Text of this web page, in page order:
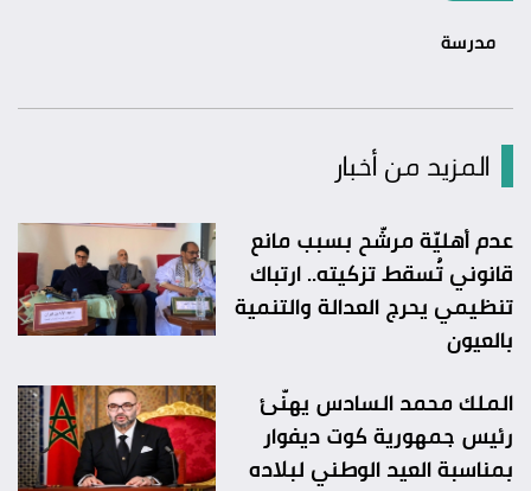
مدرسة
المزيد من أخبار
عدم أهليّة مرشّح بسبب مانع
قانوني تُسقط تزكيته.. ارتباك
تنظيمي يحرج العدالة والتنمية
بالعيون
الملك محمد السادس يهنّئ
رئيس جمهورية كوت ديفوار
بمناسبة العيد الوطني لبلاده